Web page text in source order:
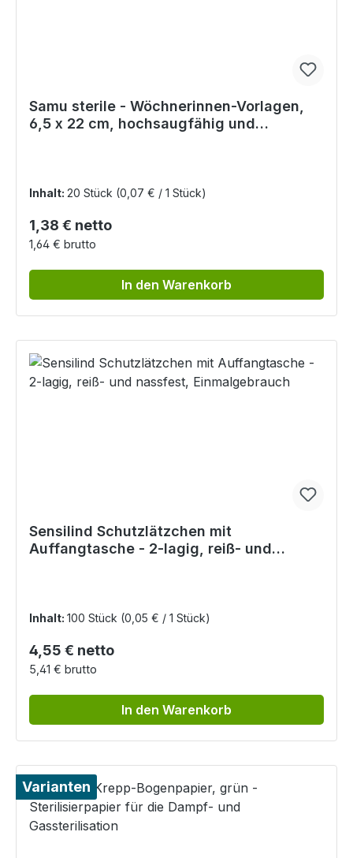
Samu sterile - Wöchnerinnen-Vorlagen,
6,5 x 22 cm, hochsaugfähig und
Inhalt: 20 Stück (0,07 € / 1 Stück)
Regulärer Preis:
1,38 € netto
1,64 € brutto
In den Warenkorb
Sensilind Schutzlätzchen mit
Auffangtasche - 2-lagig, reiß- und
Inhalt: 100 Stück (0,05 € / 1 Stück)
Regulärer Preis:
4,55 € netto
5,41 € brutto
In den Warenkorb
Varianten